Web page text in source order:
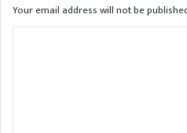
Your email address will not be